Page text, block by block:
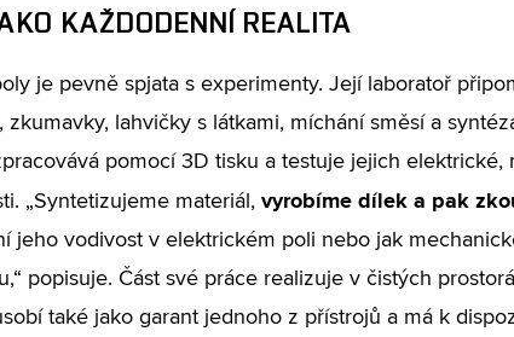
KAŽDODENNÍ REALITA
je pevně spjata s experimenty. Její laboratoř
zkumavky, lahvičky s látkami, míchání směsí a
pomocí 3D tisku a testuje jejich elektrické,
„Syntetizujeme materiál, vyrobíme dílek a pak
jeho vodivost v elektrickém poli nebo jak
popisuje. Část své práce realizuje v čistých
také jako garant jednoho z přístrojů a má k